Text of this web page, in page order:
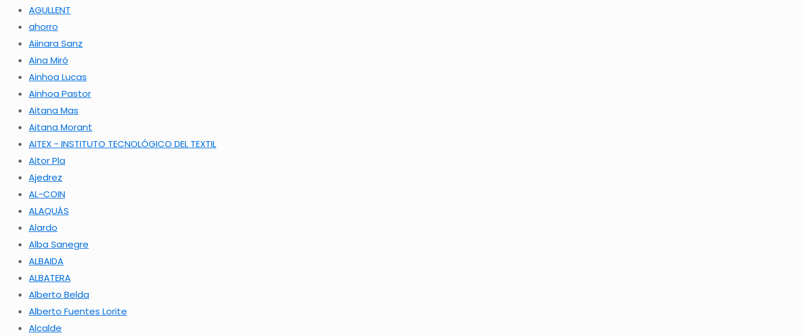
AGULLENT
ahorro
Aiinara Sanz
Aina Miró
Ainhoa Lucas
Ainhoa Pastor
Aitana Mas
Aitana Morant
AITEX - INSTITUTO TECNOLÓGICO DEL TEXTIL
Aitor Pla
Ajedrez
AL-COIN
ALAQUÀS
Alardo
Alba Sanegre
ALBAIDA
ALBATERA
Alberto Belda
Alberto Fuentes Lorite
Alcalde